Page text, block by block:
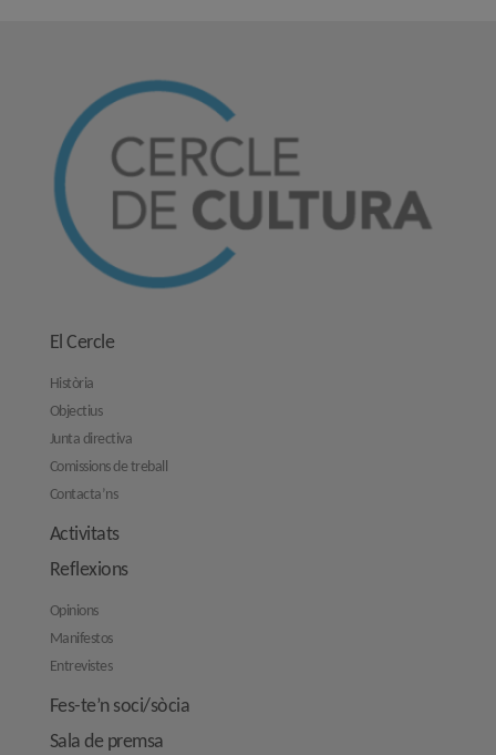
El Cercle
Història
Objectius
Junta directiva
Comissions de treball
Contacta’ns
Activitats
Reflexions
Opinions
Manifestos
Entrevistes
Fes-te’n soci/sòcia
Sala de premsa